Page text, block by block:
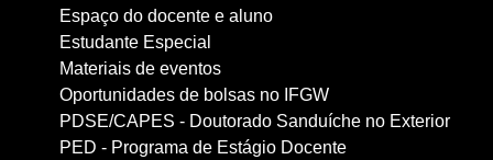
Espaço do docente e aluno
Estudante Especial
Materiais de eventos
Oportunidades de bolsas no IFGW
PDSE/CAPES - Doutorado Sanduíche no Exterior
PED - Programa de Estágio Docente